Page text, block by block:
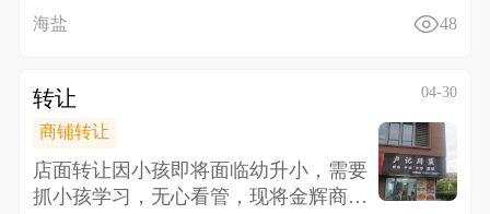
海盐 48
转让 04-30
商铺转让
店面转让 因小孩即将面临幼升小，需要
抓小孩学习，无心看管，现将金辉商业